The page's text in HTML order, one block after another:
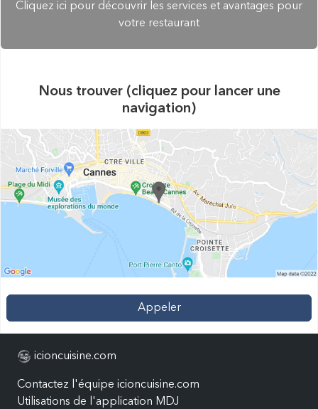
Cliquez ici pour découvrir les services et avantages pour
votre restaurant
Nous trouver (cliquez pour lancer une
navigation)
Appeler
icioncuisine.com
Contactez l'équipe icioncuisine.com
Utilisations de l'application MDJ